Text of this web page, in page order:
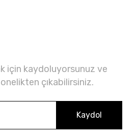
için kaydoluyorsunuz ve
çıkabilirsiniz.
Kaydol